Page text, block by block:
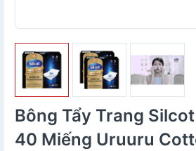
Bông Tẩy Trang
40 Miếng Uruuru